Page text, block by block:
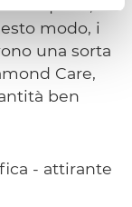
modo, i
una sorta
Care,
ben
- attirante